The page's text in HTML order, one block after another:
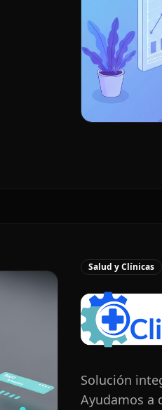
Salud y Clínicas
Solución
Ayudamos a